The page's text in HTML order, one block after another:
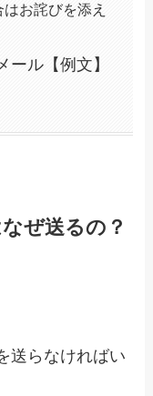
お詫びを添え
ール【例文】
ぜ送るの？
送らなければい